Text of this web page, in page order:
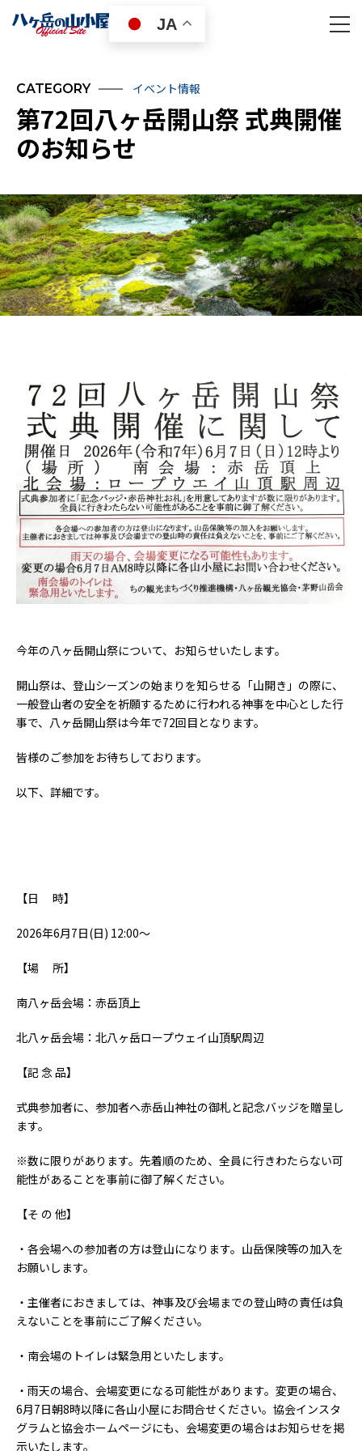
JA
CATEGORY イベント情報
第72回八ヶ岳開山祭 式典開催
のお知らせ
今年の八ヶ岳開山祭について、お知らせいたします。
開山祭は、登山シーズンの始まりを知らせる「山開き」の際に、
一般登山者の安全を祈願するために行われる神事を中心とした行
事で、八ヶ岳開山祭は今年で72回目となります。
皆様のご参加をお待ちしております。
以下、詳細です。
【日 時】
2026年6月7日(日) 12:00〜
【場 所】
南八ヶ岳会場：赤岳頂上
北八ヶ岳会場：北八ヶ岳ロープウェイ山頂駅周辺
【記 念 品】
式典参加者に、参加者へ赤岳山神社の御札と記念バッジを贈呈し
ます。
※数に限りがあります。先着順のため、全員に行きわたらない可
能性があることを事前に御了解ください。
【そ の 他】
・各会場への参加者の方は登山になります。山岳保険等の加入を
お願いします。
・主催者におきましては、神事及び会場までの登山時の責任は負
えないことを事前にご了解ください。
・南会場のトイレは緊急用といたします。
・雨天の場合、会場変更になる可能性があります。変更の場合、
6月7日朝8時以降に各山小屋にお問合せください。協会インスタ
グラムと協会ホームページにも、会場変更の場合はお知らせを掲
示いたします。